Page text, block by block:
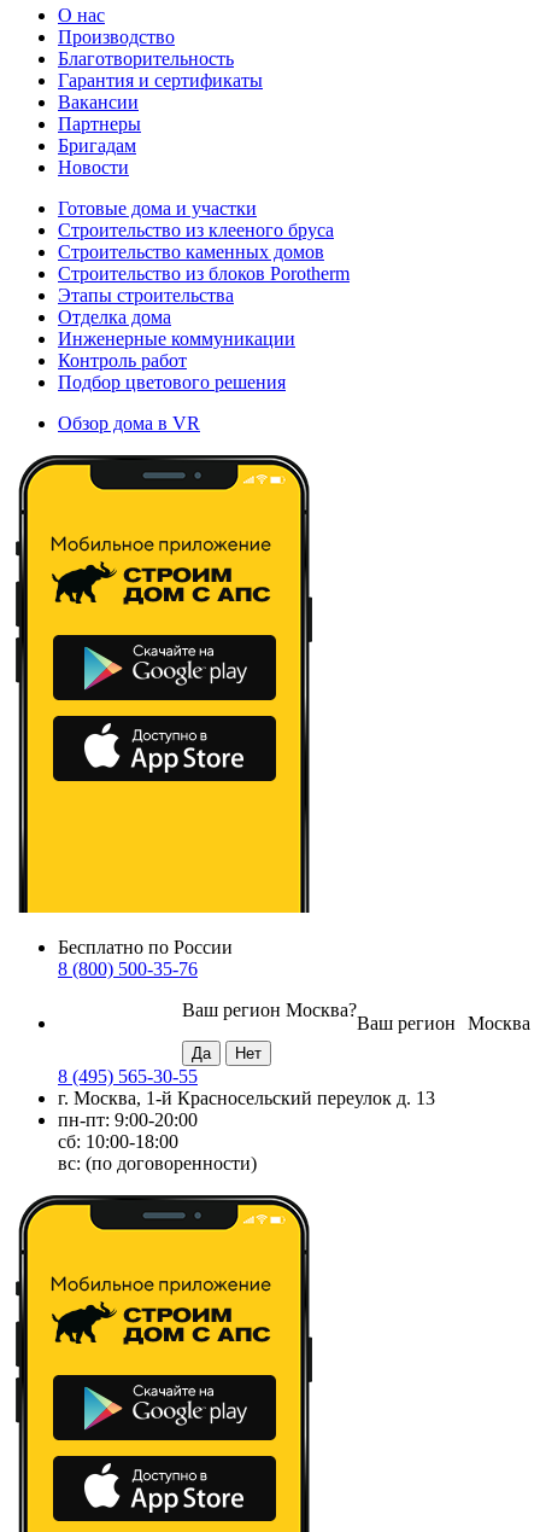
О нас
Производство
Благотворительность
Гарантия и сертификаты
Вакансии
Партнеры
Бригадам
Новости
Готовые дома и участки
Строительство из клееного бруса
Строительство каменных домов
Строительство из блоков Porotherm
Этапы строительства
Отделка дома
Инженерные коммуникации
Контроль работ
Подбор цветового решения
Обзор дома в VR
Бесплатно по России
8 (800) 500-35-76
Москва
Ваш регион
Ваш регион Москва?
8 (495) 565-30-55
г. Москва, 1-й Красносельский переулок д. 13
пн-пт: 9:00-20:00
сб: 10:00-18:00
вс: (по договоренности)